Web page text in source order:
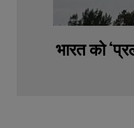
भारत को